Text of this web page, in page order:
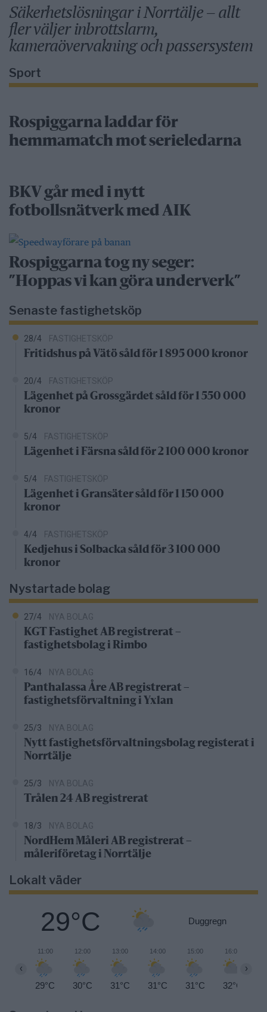
Säkerhetslösningar i Norrtälje – allt
fler väljer inbrottslarm,
kameraövervakning och passersystem
Sport
Rospiggarna laddar för
hemmamatch mot serieledarna
BKV går med i nytt
fotbollsnätverk med AIK
Rospiggarna tog ny seger:
”Hoppas vi kan göra underverk”
Senaste fastighetsköp
28/4 FASTIGHETSKÖP
Fritidshus på Vätö såld för 1 895 000 kronor
20/4 FASTIGHETSKÖP
Lägenhet på Grossgärdet såld för 1 550 000
kronor
5/4 FASTIGHETSKÖP
Lägenhet i Färsna såld för 2 100 000 kronor
5/4 FASTIGHETSKÖP
Lägenhet i Gransäter såld för 1 150 000
kronor
4/4 FASTIGHETSKÖP
Kedjehus i Solbacka såld för 3 100 000
kronor
Nystartade bolag
27/4 NYA BOLAG
KGT Fastighet AB registrerat –
fastighetsbolag i Rimbo
16/4 NYA BOLAG
Panthalassa Åre AB registrerat –
fastighetsförvaltning i Yxlan
25/3 NYA BOLAG
Nytt fastighetsförvaltningsbolag registerat i
Norrtälje
25/3 NYA BOLAG
Trålen 24 AB registrerat
18/3 NYA BOLAG
NordHem Måleri AB registrerat –
måleriföretag i Norrtälje
Lokalt väder
29°C Duggregn
11:00
29°C
12:00
30°C
13:00
31°C
14:00
31°C
15:00
31°C
16:00
32°C
‹ ›